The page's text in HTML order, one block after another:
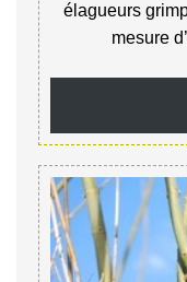
élagueurs
mesure